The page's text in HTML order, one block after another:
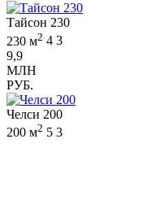
Тайсон 230
230 м2 4 3
9,9
МЛН
РУБ.
Челси 200
200 м2 5 3